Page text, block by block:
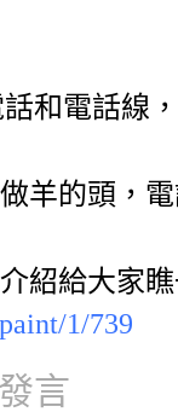
和電話線
羊的頭，
紹給大家瞧
1/739
言